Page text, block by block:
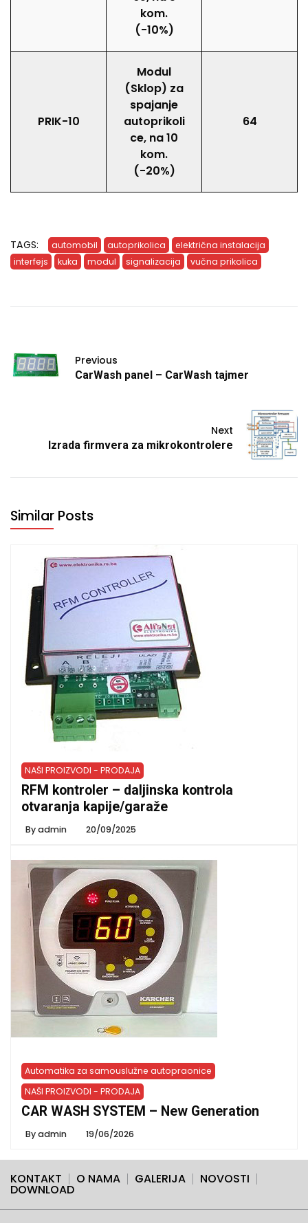
kom.
(-10%)
PRIK-10
Modul
(Sklop) za
spajanje
autoprikoli
ce, na 10
kom.
(-20%)
64
TAGS: automobil autoprikolica
električna instalacija
interfejs
kuka modul signalizacija vučna prikolica
Previous
CarWash panel – CarWash tajmer
Next
Izrada firmvera za mikrokontrolere
Similar Posts
NAŠI PROIZVODI - PRODAJA
RFM kontroler – daljinska kontrola
otvaranja kapije/garaže
Byadmin 20/09/2025
Automatika za samouslužne autopraonice
NAŠI PROIZVODI - PRODAJA
CAR WASH SYSTEM – New Generation
Byadmin 19/06/2026
KONTAKT O NAMA GALERIJA NOVOSTI
DOWNLOAD